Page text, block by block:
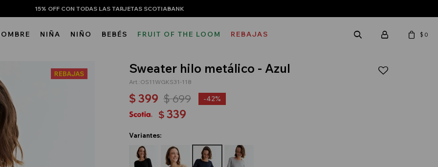
15% OFF CON TODAS LAS TARJETAS SCOTIABANK
NIÑA NIÑO BEBÉS FRUIT OF THE LOOM REBAJAS $ 0
Sweater hilo metálico - Azul
OS11WGKS31-118
$ 399 $699 42
$ 339
Variantes: